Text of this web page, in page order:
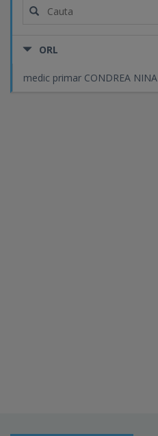
ORL
medic primar CONDREA NINA